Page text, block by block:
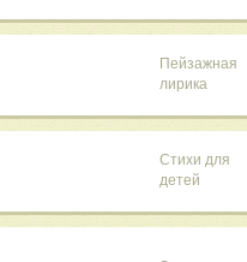
Пейзажная
лирика
Стихи для
детей